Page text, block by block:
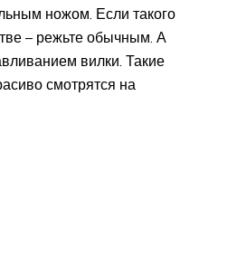
ножом. Если такого
– режьте обычным. А
вилки. Такие
смотрятся на